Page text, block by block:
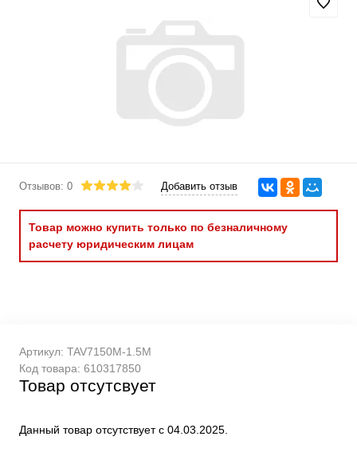
Отзывов: 0 Добавить отзыв
Товар можно купить только по безналичному
расчету юридическим лицам
Артикул: TAV7150M-1.5M
Код товара: 610317850
Товар отсутсвует
Данный товар отсутствует с 04.03.2025.